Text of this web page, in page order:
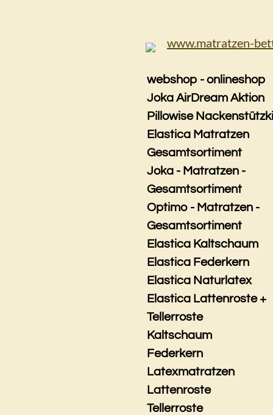
webshop - onlineshop
Joka AirDream Aktion
Pillowise
Elastica Matratzen
Gesamtsortiment
Joka - Matratzen -
Gesamtsortiment
Optimo - Matratzen -
Gesamtsortiment
Elastica Kaltschaum
Elastica Federkern
Elastica Naturlatex
Elastica Lattenroste +
Tellerroste
Kaltschaum
Federkern
Latexmatratzen
Lattenroste
Tellerroste